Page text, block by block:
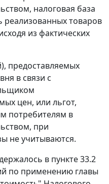
налоговая база
реализованных товаров
из фактических
предоставляемых
в связи с
цен, или льгот,
потребителям в
при
не учитываются.
в пункте 33.2
по применению главы